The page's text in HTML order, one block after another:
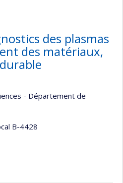
des plasmas
des matériaux,
- Département de
B-4428